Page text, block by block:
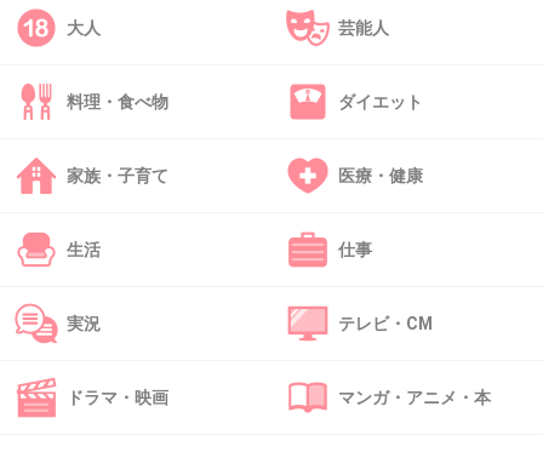
40. 匿名 2013/07/14(日) 18:58:44
猫虐殺で有名なとこじゃん。
大嫌いな場所。
41. 匿名 2013/07/14(日) 19:06:36
大人 芸能人
料理・食べ物 ダイエット
家族・子育て 医療・健康
生活 仕事
実況 テレビ・CM
ドラマ・映画 マンガ・アニメ・本